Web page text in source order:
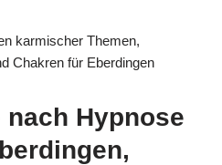
karmischer Themen,
Chakren für Eberdingen
Hypnose